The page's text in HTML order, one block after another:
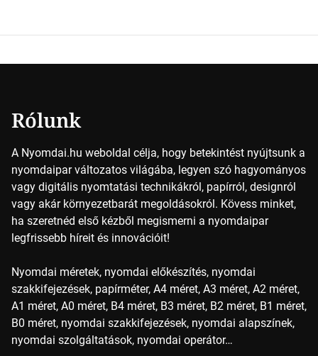
Rólunk
A Nyomdai.hu weboldal célja, hogy betekintést nyújtsunk a
nyomdaipar változatos világába, legyen szó hagyományos
vagy digitális nyomtatási technikákról, papírról, designról
vagy akár környezetbarát megoldásokról. Kövess minket,
ha szeretnéd első kézből megismerni a nyomdaipar
legfrissebb híreit és innovációit!
Nyomdai méretek, nyomdai előkészítés, nyomdai
szakkifejezések, papírméter, A4 méret, A3 méret, A2 méret,
A1 méret, A0 méret, B4 méret, B3 méret, B2 méret, B1 méret,
B0 méret, nyomdai szakkifejezések, nyomdai alapszínek,
nyomdai szolgáltatások, nyomdai operátor…